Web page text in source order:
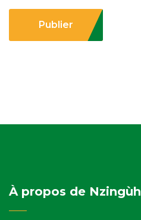
Publier
À propos de Nzingùh